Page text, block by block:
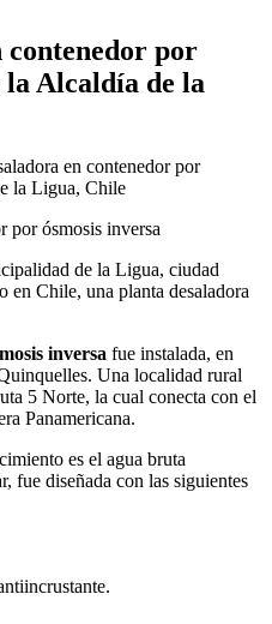
contenedor por
la Alcaldía de la
en contenedor por
la Ligua, Chile
de la Ligua, ciudad
en Chile, una planta desaladora
inversa fue instalada, en
Una localidad rural
5 Norte, la cual conecta con el
Panamericana.
es el agua bruta
fue diseñada con las siguientes